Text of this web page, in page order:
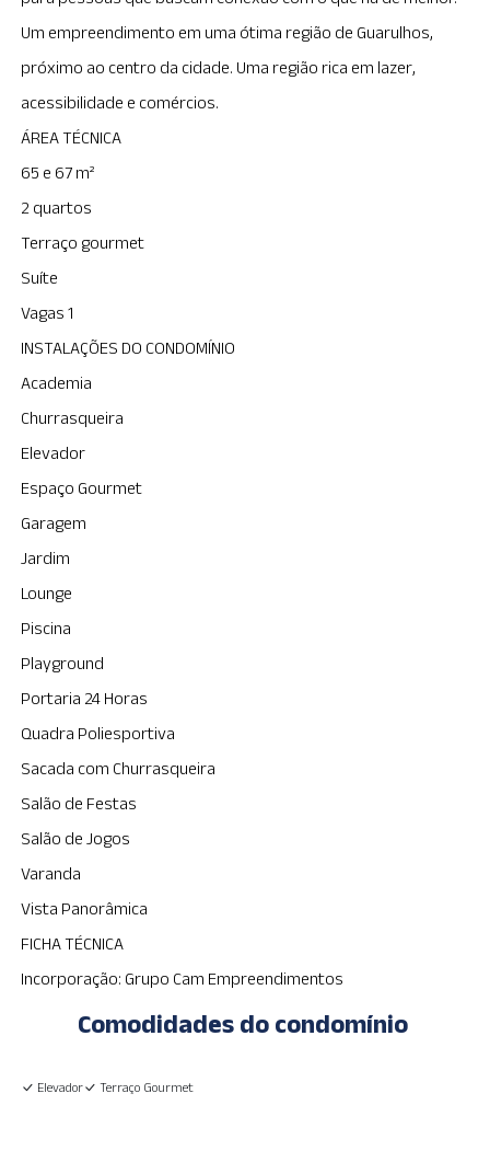
Um empreendimento em uma ótima região de Guarulhos,
próximo ao centro da cidade. Uma região rica em lazer,
acessibilidade e comércios.
ÁREA TÉCNICA
65 e 67 m²
2 quartos
Terraço gourmet
Suíte
Vagas 1
INSTALAÇÕES DO CONDOMÍNIO
Academia
Churrasqueira
Elevador
Espaço Gourmet
Garagem
Jardim
Lounge
Piscina
Playground
Portaria 24 Horas
Quadra Poliesportiva
Sacada com Churrasqueira
Salão de Festas
Salão de Jogos
Varanda
Vista Panorâmica
FICHA TÉCNICA
Incorporação: Grupo Cam Empreendimentos
Comodidades do condomínio
Elevador Terraço Gourmet